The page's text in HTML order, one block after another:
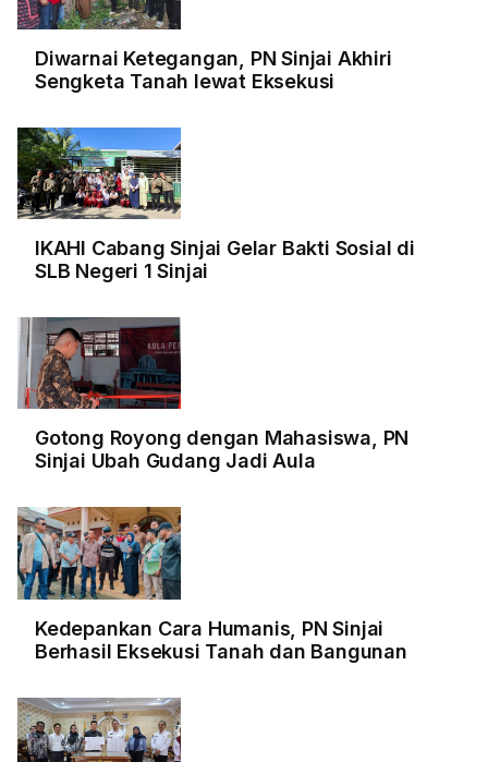
Diwarnai Ketegangan, PN Sinjai Akhiri
Sengketa Tanah lewat Eksekusi
IKAHI Cabang Sinjai Gelar Bakti Sosial di
SLB Negeri 1 Sinjai
Gotong Royong dengan Mahasiswa, PN
Sinjai Ubah Gudang Jadi Aula
Kedepankan Cara Humanis, PN Sinjai
Berhasil Eksekusi Tanah dan Bangunan